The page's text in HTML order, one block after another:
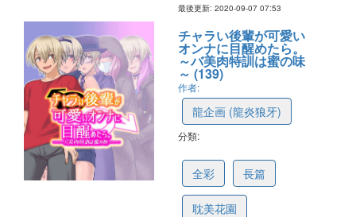
最後更新: 2020-09-07 07:53
チャラい後輩が可愛い
オンナに目醒めたら。
～バ美肉特訓は蜜の味
～ (139)
作者:
龍企画 (龍炎狼牙)
分類:
全彩 長篇
耽美花園